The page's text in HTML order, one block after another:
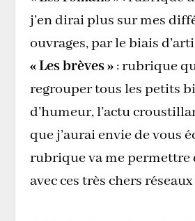
j’en dirai plus sur mes
ouvrages, par le biais
« Les brèves »: rubrique
regrouper tous les petits
d’humeur, l’actu
que j’aurai envie de vous
rubrique va me permettre
avec ces très chers réseaux